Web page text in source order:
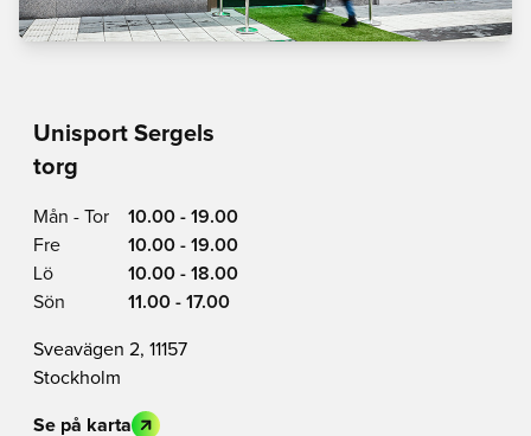
Unisport Sergels
torg
Mån - Tor
10.00 - 19.00
Fre
10.00 - 19.00
Lö
10.00 - 18.00
Sön
11.00 - 17.00
Sveavägen 2, 11157
Stockholm
Se på karta